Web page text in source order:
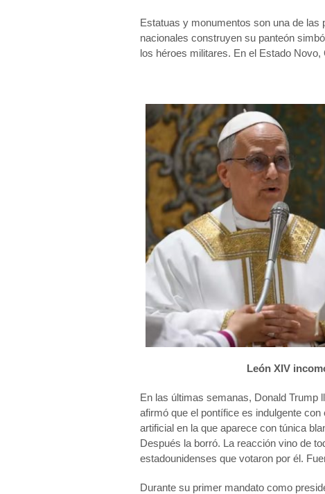
Estatuas y monumentos son una de
nacionales construyen su panteón
los héroes militares. En el Estado
León XIV
En las últimas semanas, Donald Trump
afirmó que el pontífice es indulgente
artificial en la que aparece con túnica
Después la borró. La reacción vino de
estadounidenses que votaron por él.
Durante su primer mandato como